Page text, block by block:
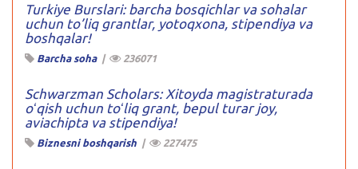
Turkiye Burslari: barcha bosqichlar va sohalar
uchun to’liq grantlar, yotoqxona, stipendiya va
boshqalar!
Barcha soha| 236071
Schwarzman Scholars: Xitoyda magistraturada
oʻqish uchun toʻliq grant, bepul turar joy,
aviachipta va stipendiya!
Biznesni boshqarish | 227475